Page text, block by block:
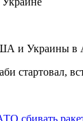
и Украины
стартовал,
сбивать